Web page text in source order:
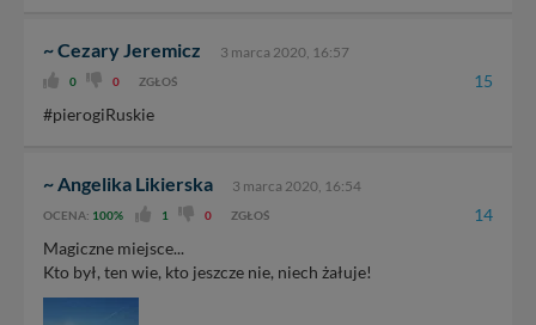
~ Cezary Jeremicz 3 marca 2020, 16:57
0 0 ZGŁOŚ 15
#pierogiRuskie
~ Angelika Likierska 3 marca 2020, 16:54
OCENA: 100% 1 0 ZGŁOŚ 14
Magiczne miejsce...
Kto był, ten wie, kto jeszcze nie, niech żałuje!